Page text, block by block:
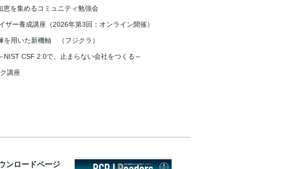
恵を集めるコミュニティ勉強会
ザー養成講座（2026年第3回：オンライン開催）
を用いた新機軸 （フジクラ）
CSF 2.0で、止まらない会社をつくる～
講座
ンロードページ